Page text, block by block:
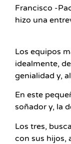
Francisco -
hizo una
Los equipos
idealmente,
genialidad y,
En este
soñador y, la
Los tres,
con sus hijos,